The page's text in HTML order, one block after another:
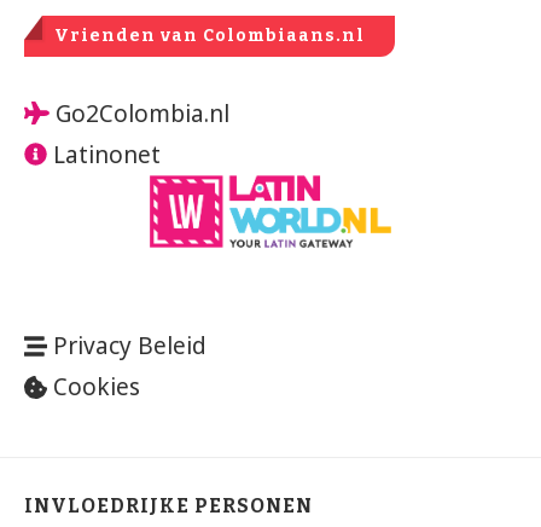
Vrienden van Colombiaans.nl
Go2Colombia.nl
Latinonet
Privacy Beleid
Cookies
INVLOEDRIJKE PERSONEN